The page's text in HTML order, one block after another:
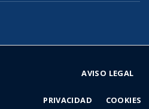
AVISO LEGAL
PRIVACIDAD COOKIES